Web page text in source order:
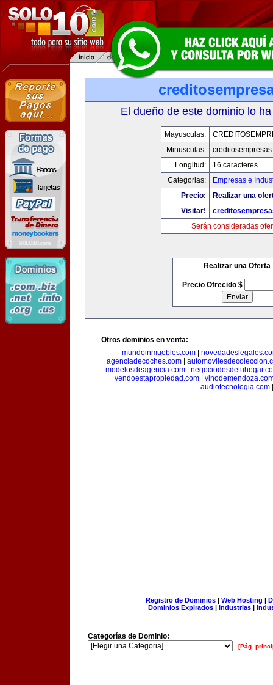
El dueño de este dominio lo
Mayusculas:
Minusculas:
Longitud:
16 caracteres
Categorias:
Empresas e
Precio:
Realizar una
Visitar!
Serán consideradas
Realizar una Oferta
Precio Ofrecido $
Otros dominios en venta:
mundoinmuebles.com
agenciadecoches.com
modelosdeagencia.com
vendoestapropiedad.com|
audiotecnologia.com
Registro de Dominios| Web Hosting |
Dominios Expirados | Industrias |
Categorías de Dominio:
[Pág.